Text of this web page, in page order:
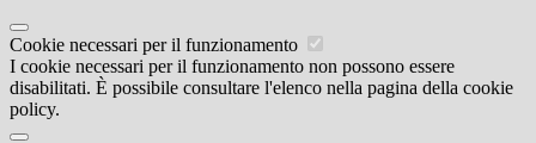
Cookie necessari per il funzionamento
I cookie necessari per il funzionamento non possono essere
disabilitati. È possibile consultare l'elenco nella pagina della cookie
policy.